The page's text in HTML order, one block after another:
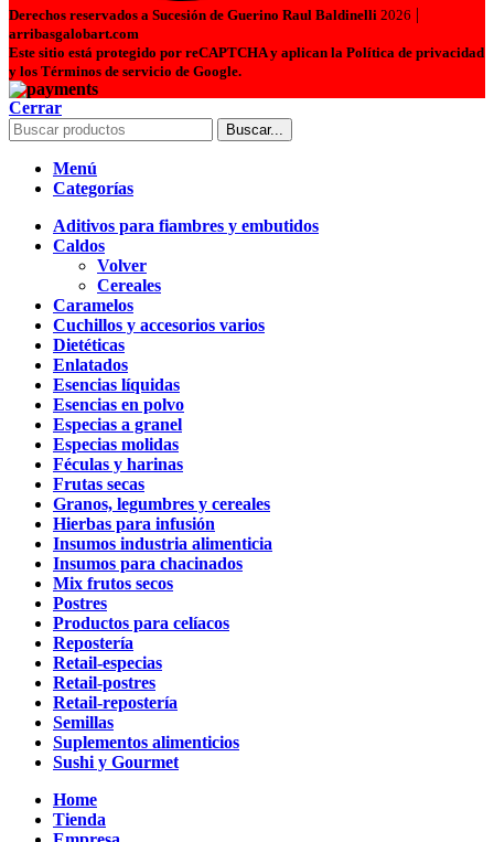
Derechos reservados a Sucesión de Guerino Raul Baldinelli 2026 |
arribasgalobart.com
Este sitio está protegido por reCAPTCHA y aplican la Política de privacidad
y los Términos de servicio de Google.
Cerrar
Buscar...
Menú
Categorías
Aditivos para fiambres y embutidos
Caldos
Volver
Cereales
Caramelos
Cuchillos y accesorios varios
Dietéticas
Enlatados
Esencias líquidas
Esencias en polvo
Especias a granel
Especias molidas
Féculas y harinas
Frutas secas
Granos, legumbres y cereales
Hierbas para infusión
Insumos industria alimenticia
Insumos para chacinados
Mix frutos secos
Postres
Productos para celíacos
Repostería
Retail-especias
Retail-postres
Retail-repostería
Semillas
Suplementos alimenticios
Sushi y Gourmet
Home
Tienda